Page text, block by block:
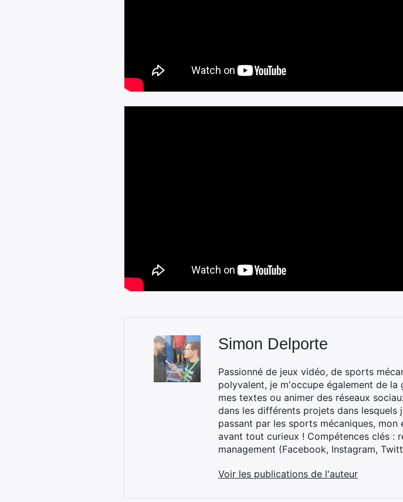
Simon Delporte
Passionné de jeux vidéo, de sports
polyvalent, je m'occupe également de
mes textes ou animer des réseaux
dans les différents projets dans
passant par les sports mécaniques,
avant tout curieux ! Compétences clés :
management (Facebook, Instagram,
Voir les publications de l'auteur